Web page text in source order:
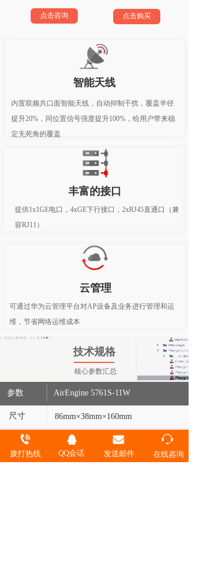
点击咨询 点击购买
智能天线
内置双频共口面智能天线，自动抑制干扰，覆盖半径
提升20%，同位置信号强度提升100%，给用户带来稳
定无死角的覆盖
丰富的接口
提供1x1GE电口，4xGE下行接口，2xRJ45直通口（兼
容RJ11）
云管理
可通过华为云管理平台对AP设备及业务进行管理和运
维，节省网络运维成本
技术规格
核心参数汇总
参数 AirEngine 5761S-11W
尺寸 86mm×38mm×160mm
MIMO流 2.4GHz: 2×2:2，5GHz：2×2:2
DC：12V±10%
拨打热线 QQ会话 发送邮件 在线咨询